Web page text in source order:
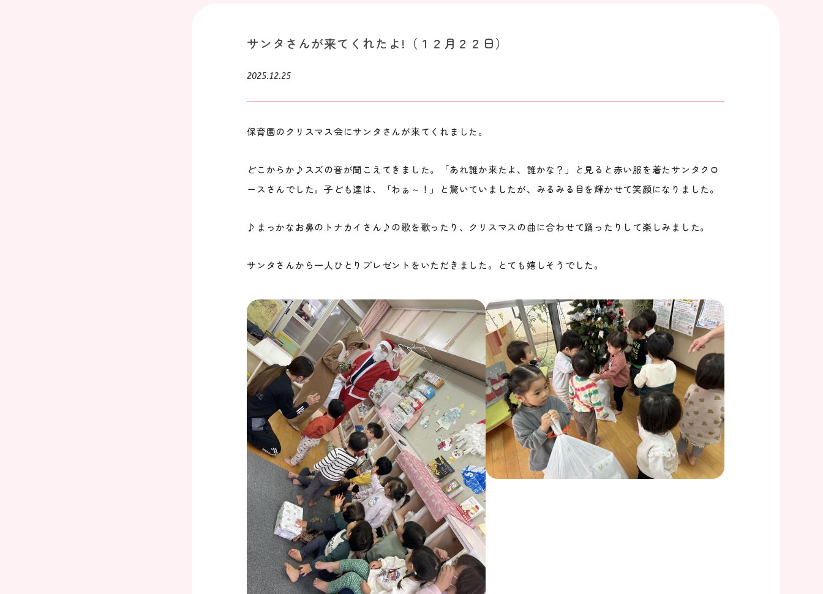
サンタさんが来てくれたよ!（１２月２２日）
2025.12.25
保育園のクリスマス会にサンタさんが来てくれました。
どこからか♪スズの音が聞こえてきました。「あれ誰か来たよ、誰かな？」と見ると赤い服を着たサンタクロ
ースさんでした。子ども達は、「わぁ～！」と驚いていましたが、みるみる目を輝かせて笑顔になりました。
♪まっかなお鼻のトナカイさん♪の歌を歌ったり、クリスマスの曲に合わせて踊ったりして楽しみました。
サンタさんから一人ひとりプレゼントをいただきました。とても嬉しそうでした。